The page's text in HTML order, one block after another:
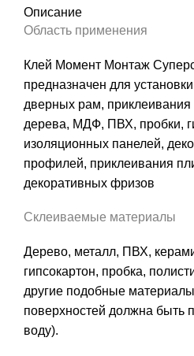
Описание
Область применения
Клей Момент Монтаж
предназначен для
дверных рам, приклеивания
дерева, МДФ, ПВХ, пробки,
изоляционных панелей,
профилей, приклеивания
декоративных фризов
Склеиваемые материалы
Дерево, металл, ПВХ,
гипсокартон, пробка,
другие подобные
поверхностей должна быть
воду).